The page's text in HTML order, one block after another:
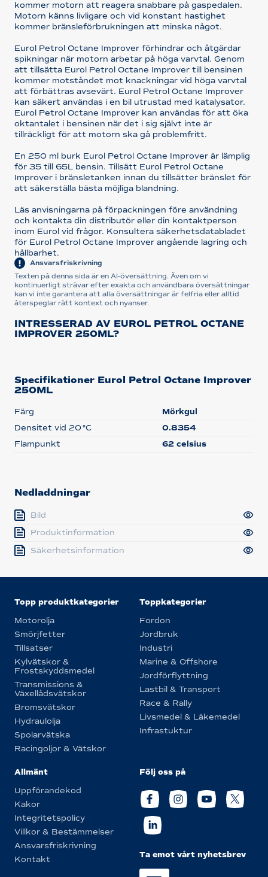
kommer motorn att reagera snabbare på gaspedalen.
Motorn känns livligare och vid konstant hastighet
kommer bränsleförbrukningen att minska något.
Eurol Petrol Octane Improver förhindrar och åtgärdar
spikningar när motorn arbetar på höga varvtal. Genom
att tillsätta Eurol Petrol Octane Improver till bensinen
kommer motståndet mot knackningar vid höga varvtal
att förbättras avsevärt. Eurol Petrol Octane Improver
kan säkert användas i en bil utrustad med katalysator.
Eurol Petrol Octane Improver kan användas för att öka
oktantalet i bensinen när det i sig självt inte är
tillräckligt för att motorn ska gå problemfritt.
En 250 ml burk Eurol Petrol Octane Improver är lämplig
för 35 till 65L bensin. Tillsätt Eurol Petrol Octane
Improver i bränsletanken innan du tillsätter bränslet för
att säkerställa bästa möjliga blandning.
Läs anvisningarna på förpackningen före användning
och kontakta din distributör eller din kontaktperson
inom Eurol vid frågor. Konsultera säkerhetsdatabladet
för Eurol Petrol Octane Improver angående lagring och
hållbarhet.
Ansvarsfriskrivning
Texten på denna sida är en AI-översättning. Även om vi
kontinuerligt strävar efter exakta och användbara översättningar
kan vi inte garantera att alla översättningar är felfria eller alltid
återspeglar rätt kontext och nyanser.
INTRESSERAD AV EUROL PETROL OCTANE
IMPROVER 250ML?
Specifikationer Eurol Petrol Octane Improver
250ML
Färg
Mörkgul
Densitet vid 20 °C
0.8354
Flampunkt
62 celsius
Nedladdningar
Bild
Produktinformation
Säkerhetsinformation
Topp produktkategorier
Motorolja
Smörjfetter
Tillsatser
Kylvätskor &
Frostskyddsmedel
Transmissions &
Växellådsvätskor
Bromsvätskor
Hydraulolja
Spolarvätska
Racingoljor & Vätskor
Toppkategorier
Fordon
Jordbruk
Industri
Marine & Offshore
Jordförflyttning
Lastbil & Transport
Race & Rally
Livsmedel & Läkemedel
Infrastuktur
Allmänt
Uppförandekod
Kakor
Integritetspolicy
Villkor & Bestämmelser
Ansvarsfriskrivning
Kontakt
Följ oss på
Ta emot vårt nyhetsbrev